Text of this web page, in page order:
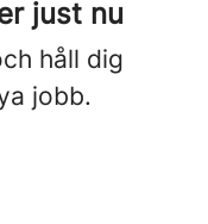
just nu
håll dig
jobb.